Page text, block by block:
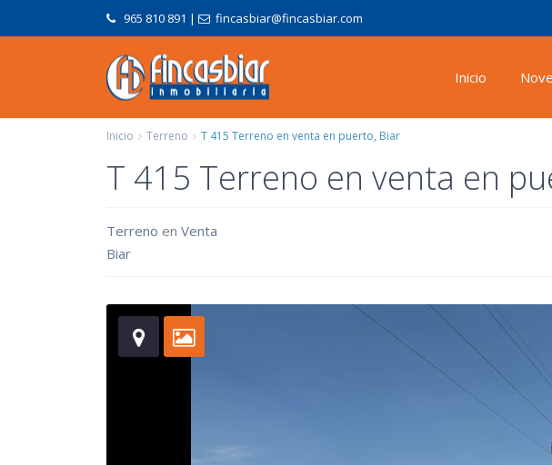
965 810 891 | fincasbiar@fincasbiar.com
Inicio
Inicio Terreno T 415 Terreno en venta en puerto, Biar
T 415 Terreno en venta en
Terreno en Venta
Biar